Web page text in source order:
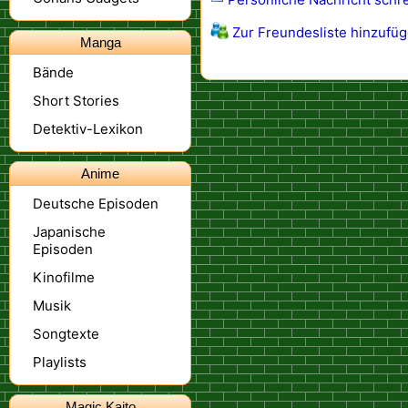
Manga
Bände
Short Stories
Detektiv-Lexikon
Anime
Deutsche Episoden
Japanische
Episoden
Kinofilme
Musik
Songtexte
Playlists
Zur Freundesliste